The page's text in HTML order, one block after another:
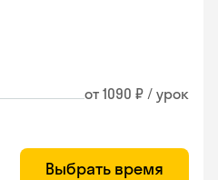
от 1090 ₽ / урок
Выбрать время